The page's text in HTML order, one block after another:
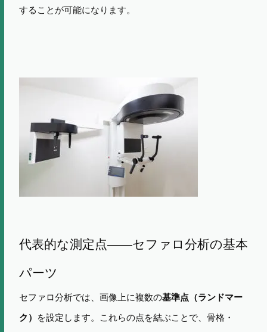
することが可能になります。
代表的な測定点——セファロ分析の基本
パーツ
セファロ分析では、画像上に複数の基準点（ランドマー
ク）
を設定します。これらの点を結ぶことで、骨格・